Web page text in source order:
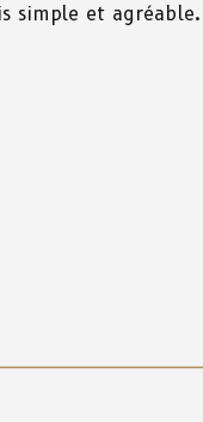
simple et agréable.